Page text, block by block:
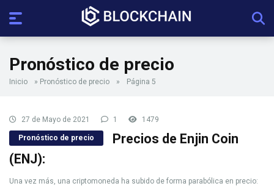
Pronóstico de precio
Inicio » Pronóstico de precio » Página 5
27 de Mayo de 2021 1 1479
Pronóstico de precio
Precios de Enjin Coin
(ENJ):
Una vez más, una criptomoneda ha subido de forma parabólica en precio: